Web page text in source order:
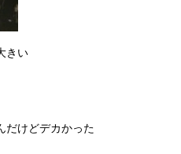
きい
だけどデカかった